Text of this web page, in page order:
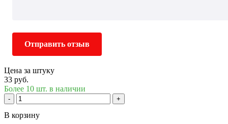
Отправить отзыв
Цена за штуку
33 руб.
Более 10 шт. в наличии
- +
В корзину